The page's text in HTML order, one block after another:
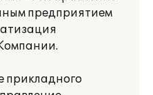
предприятием
прикладного